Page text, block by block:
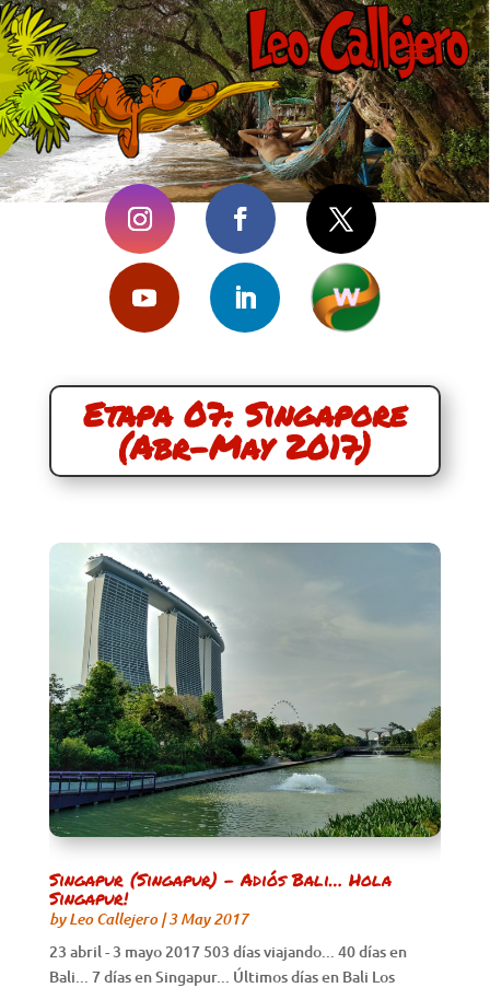
Etapa 07: Singapore
(Abr-May 2017)
Singapur (Singapur) – Adiós Bali… Hola
Singapur!
byLeo Callejero|3 May 2017
23 abril - 3 mayo 2017 503 días viajando... 40 días en
Bali... 7 días en Singapur... Últimos días en Bali Los